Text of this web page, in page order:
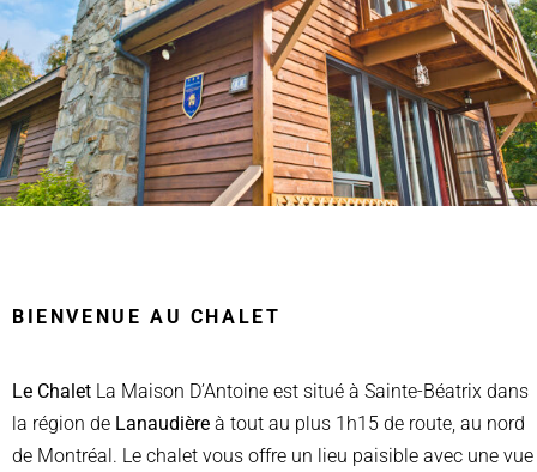
BIENVENUE AU CHALET
Le Chalet La Maison D’Antoine est situé à Sainte-Béatrix dans
la région de Lanaudière à tout au plus 1h15 de route, au nord
de Montréal. Le chalet vous offre un lieu paisible avec une vue